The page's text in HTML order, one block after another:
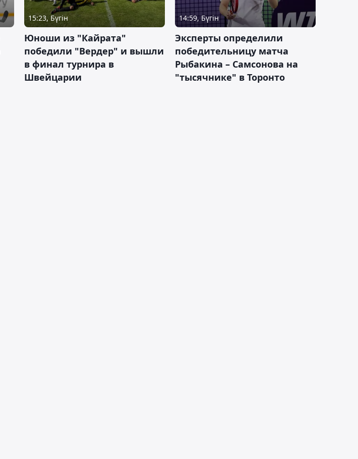
15:23, Бүгін
Юноши из "Кайрата"
победили "Вердер" и вышли
в финал турнира в
Швейцарии
14:59, Бүгін
Эксперты определили
победительницу матча
Рыбакина – Самсонова на
"тысячнике" в Торонто